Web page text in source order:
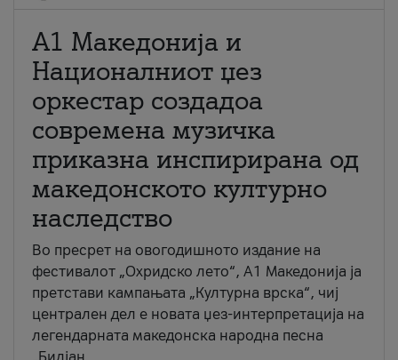
А1 Македонија и
Националниот џез
оркестар создадоа
современа музичка
приказна инспирирана од
македонското културно
наследство
Во пресрет на овогодишното издание на
фестивалот „Охридско лето“, А1 Македонија ја
претстави кампањата „Културна врска“, чиј
централен дел е новата џез-интерпретација на
легендарната македонска народна песна